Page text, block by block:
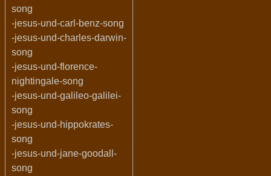
song
-jesus-und-carl-benz-song
-jesus-und-charles-darwin-
song
-jesus-und-florence-
nightingale-song
-jesus-und-galileo-galilei-
song
-jesus-und-hippokrates-
song
-jesus-und-jane-goodall-
song